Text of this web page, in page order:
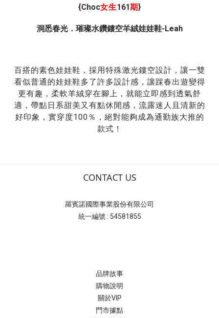
{Choc女生161期}
洞悉春光．璀璨水鑽鏤空羊絨娃娃鞋-Leah
百搭的素色娃娃鞋，採用特殊激光鏤空設計，讓一雙
看似普通的娃娃鞋多了許多設計感，讓踩春出遊變得
更有趣，柔軟羊絨穿在腳上，就能立即感到透氣舒
適，帶點日系甜美又有點休閒感，流露迷人且清新的
好印象，實穿度100 ％，絕對能夠成為通勤族大推的
款式！
CONTACT US
羅賓諾國際事業股份有限公司
統一編號 : 54581855
品牌故事
購物說明
關於VIP
門市據點